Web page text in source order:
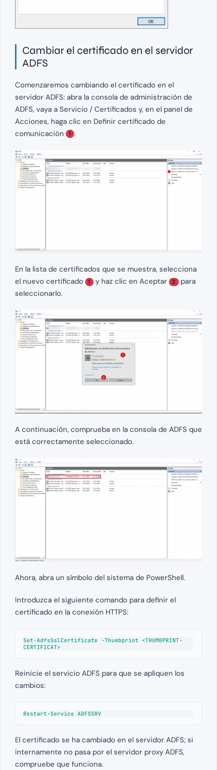
Cambiar el certificado en el servidor
ADFS
Comenzaremos cambiando el certificado en el
servidor ADFS: abra la consola de administración de
ADFS, vaya a Servicio / Certificados y, en el panel de
Acciones, haga clic en Definir certificado de
comunicación
1 .
En la lista de certificados que se muestra, selecciona
el nuevo certificado
1 y haz clic en Aceptar 2 para
seleccionarlo.
A continuación, comprueba en la consola de ADFS que
está correctamente seleccionado.
Ahora, abra un símbolo del sistema de PowerShell.
Introduzca el siguiente comando para definir el
certificado en la conexión HTTPS:
Set-AdfsSslCertificate -Thumbprint <THUMBPRINT-
CERTIFICAT>
Reinicie el servicio ADFS para que se apliquen los
cambios:
Restart-Service ADFSSRV
El certificado se ha cambiado en el servidor ADFS; si
internamente no pasa por el servidor proxy ADFS,
compruebe que funciona.